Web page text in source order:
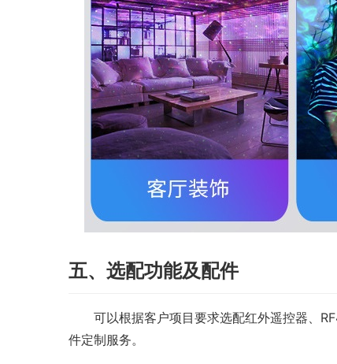
五、选配功能及配件
可以根据客户项目要求选配红外遥控器、
件定制服务。